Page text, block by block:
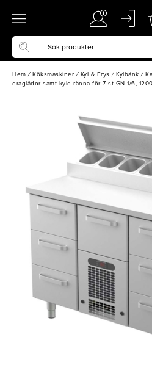
Hem / Köksmaskiner / Kyl & Frys / Kylbänk /
draglådor samt kyld ränna för 7 st GN 1/6,